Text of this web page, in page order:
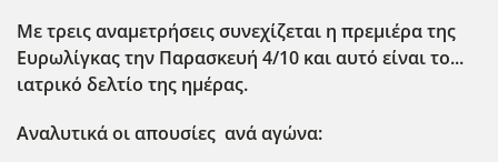
Με τρεις αναμετρήσεις συνεχίζεται η πρεμιέρα της
Ευρωλίγκας την Παρασκευή 4/10 και αυτό είναι το...
ιατρικό δελτίο της ημέρας.
Αναλυτικά οι απουσίες ανά αγώνα: